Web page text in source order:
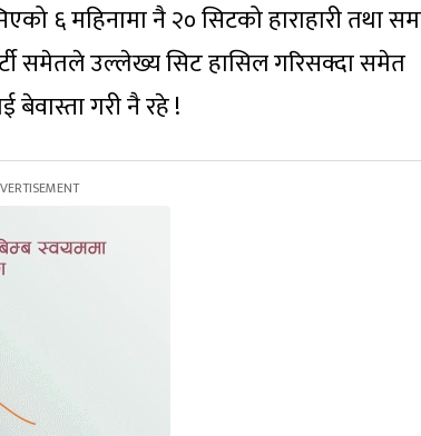
६ महिनामा नै २० सिटको हाराहारी तथा
पार्टी समेतले उल्लेख्य सिट हासिल गरिसक्दा समेत
गरी नै रहे !